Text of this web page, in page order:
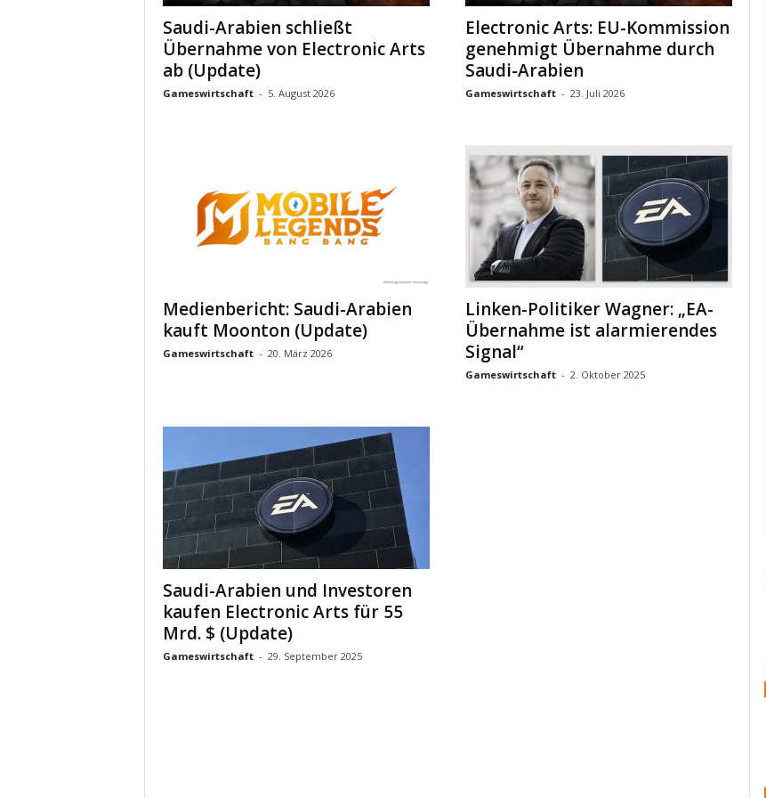
Saudi-Arabien schließt
Übernahme von Electronic Arts
ab (Update)
Gameswirtschaft - 5. August 2026
Electronic Arts: EU-Kommission
genehmigt Übernahme durch
Saudi-Arabien
Gameswirtschaft - 23. Juli 2026
Medienbericht: Saudi-Arabien
kauft Moonton (Update)
Gameswirtschaft - 20. März 2026
Linken-Politiker Wagner: „EA-
Übernahme ist alarmierendes
Signal“
Gameswirtschaft - 2. Oktober 2025
Saudi-Arabien und Investoren
kaufen Electronic Arts für 55
Mrd. $ (Update)
Gameswirtschaft - 29. September 2025